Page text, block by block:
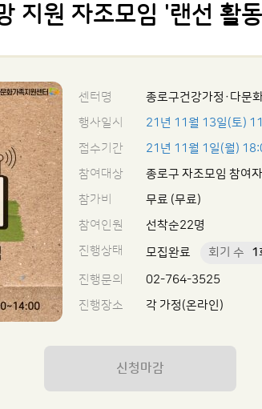
지원 자조모임 '랜선 활
센터명
종로구건강가정·다문
행사일시
21년 11월 13일(토)
접수기간
21년 11월 1일(월)
참여대상
종로구 자조모임 참여
참가비
무료 (무료)
참여인원
선착순22명
진행상태
모집완료 회기 수
1
진행문의
02-764-3525
진행장소
각 가정(온라인)
신청마감